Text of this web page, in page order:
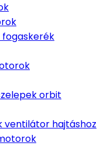
orbit
ventilátor hajtáshoz